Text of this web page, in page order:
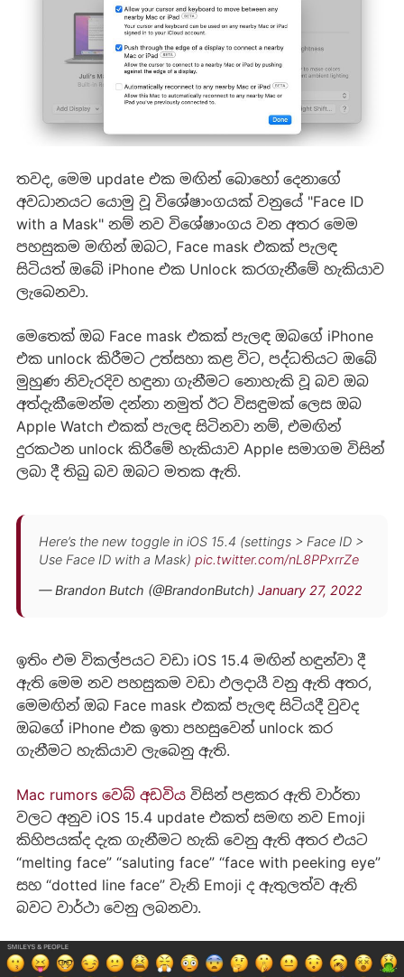
තවද, මෙම update එක මඟින් බොහෝ දෙනාගේ
අවධානයට යොමු වූ විශේෂාංගයක් වනුයේ "Face ID
with a Mask" නම් නව විශේෂාංගය වන අතර මෙම
පහසුකම මඟින් ඔබට, Face mask එකක් පැලඳ
සිටියත් ඔබේ iPhone එක Unlock කරගැනීමේ හැකියාව
ලැබෙනවා.
මෙතෙක් ඔබ Face mask එකක් පැලඳ ඔබගේ iPhone
එක unlock කිරීමට උත්සහා කළ විට, පද්ධතියට ඔබේ
මුහුණ නිවැරදිව හඳුනා ගැනීමට නොහැකි වූ බව ඔබ
අත්දැකීමෙන්ම දන්නා නමුත් ඊට විසඳුමක් ලෙස ඔබ
Apple Watch එකක් පැලඳ සිටිනවා නම්, එමඟින්
දුරකථන unlock කිරීමේ හැකියාව Apple සමාගම විසින්
ලබා දී තිබු බව ඔබට මතක ඇති.
Here’s the new toggle in iOS 15.4 (settings > Face ID >
Use Face ID with a Mask) pic.twitter.com/nL8PPxrrZe
— Brandon Butch (@BrandonButch) January 27, 2022
ඉතිං එම විකල්පයට වඩා iOS 15.4 මඟින් හඳුන්වා දී
ඇති මෙම නව පහසුකම වඩා ඵලදායී වනු ඇති අතර,
මෙමඟින් ඔබ Face mask එකක් පැලඳ සිටියදී වුවද
ඔබගේ iPhone එක ඉතා පහසුවෙන් unlock කර
ගැනීමට හැකියාව ලැබෙනු ඇති.
Mac rumors වෙබ් අඩවියවිසින් පළකර ඇති වාර්තා
වලට අනුව iOS 15.4 update එකත් සමඟ නව Emoji
කිහිපයක්ද දැක ගැනීමට හැකි වෙනු ඇති අතර එයට
“melting face” “saluting face” “face with peeking eye”
සහ “dotted line face” වැනි Emoji ද ඇතුලත්ව ඇති
බවට වාර්ථා වෙනු ලබනවා.